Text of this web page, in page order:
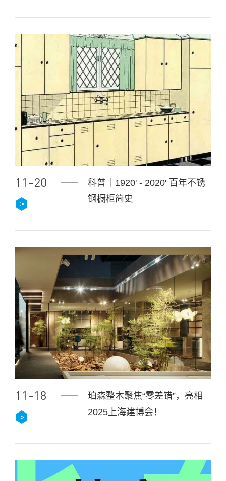
11-20
科普｜1920' - 2020' 百年不锈
钢橱柜简史
11-18
珀森整木聚焦“零差错”，亮相
2025上海建博会！